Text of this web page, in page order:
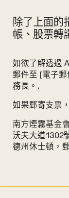
除了上面的
帳、股票轉
如欲了解透過
郵件至 [電子郵
務長。.
如果郵寄支票
南方煙霧基金
沃夫大道1302
德州休士頓，